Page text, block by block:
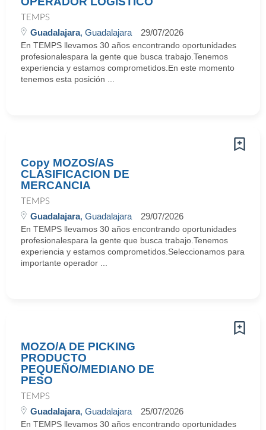
TEMPS
Guadalajara, Guadalajara 29/07/2026
En TEMPS llevamos 30 años encontrando oportunidades
profesionalespara la gente que busca trabajo.Tenemos
experiencia y estamos comprometidos.En este momento
tenemos esta posición ...
Copy MOZOS/AS
CLASIFICACION DE
MERCANCIA
TEMPS
Guadalajara, Guadalajara 29/07/2026
En TEMPS llevamos 30 años encontrando oportunidades
profesionalespara la gente que busca trabajo.Tenemos
experiencia y estamos comprometidos.Seleccionamos para
importante operador ...
MOZO/A DE PICKING
PRODUCTO
PEQUEÑO/MEDIANO DE
PESO
TEMPS
Guadalajara, Guadalajara 25/07/2026
En TEMPS llevamos 30 años encontrando oportunidades